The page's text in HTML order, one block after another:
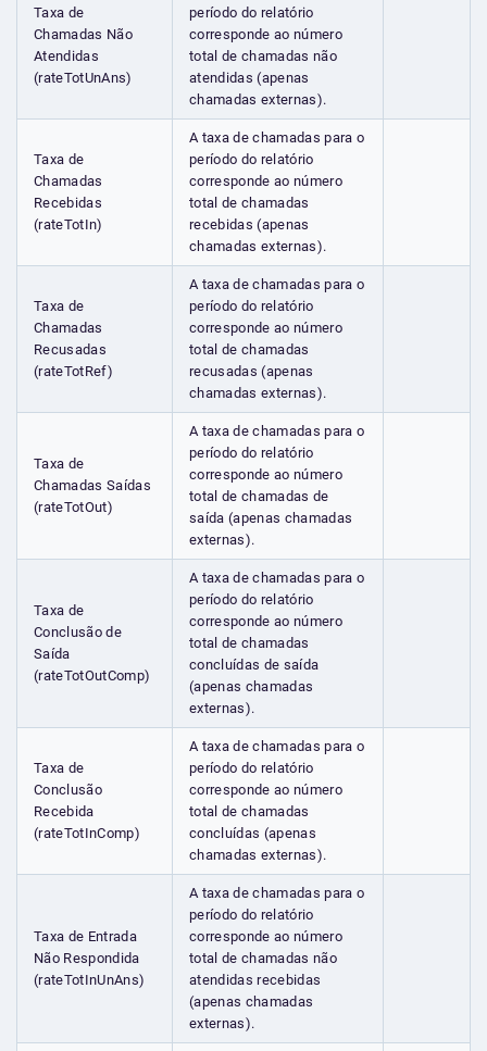
Taxa de
Chamadas Não
Atendidas
(rateTotUnAns)
período do relatório
corresponde ao número
total de chamadas não
atendidas (apenas
chamadas externas).
Taxa de
Chamadas
Recebidas
(rateTotIn)
A taxa de chamadas para o
período do relatório
corresponde ao número
total de chamadas
recebidas (apenas
chamadas externas).
Taxa de
Chamadas
Recusadas
(rateTotRef)
A taxa de chamadas para o
período do relatório
corresponde ao número
total de chamadas
recusadas (apenas
chamadas externas).
Taxa de
Chamadas Saídas
(rateTotOut)
A taxa de chamadas para o
período do relatório
corresponde ao número
total de chamadas de
saída (apenas chamadas
externas).
Taxa de
Conclusão de
Saída
(rateTotOutComp)
A taxa de chamadas para o
período do relatório
corresponde ao número
total de chamadas
concluídas de saída
(apenas chamadas
externas).
Taxa de
Conclusão
Recebida
(rateTotInComp)
A taxa de chamadas para o
período do relatório
corresponde ao número
total de chamadas
concluídas (apenas
chamadas externas).
Taxa de Entrada
Não Respondida
(rateTotInUnAns)
A taxa de chamadas para o
período do relatório
corresponde ao número
total de chamadas não
atendidas recebidas
(apenas chamadas
externas).